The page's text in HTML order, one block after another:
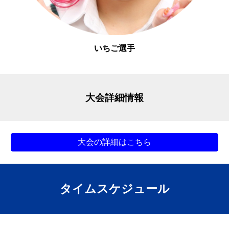
いちご選手
大会詳細情報
大会の詳細はこちら
タイムスケジュール